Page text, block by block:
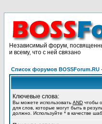
Независимый форум,
и всему, что с ней связано
Список форумов
Ключевые слова:
Вы можете использовать AND чтобы
для слов, которые могут быть в
должно. Используйте * в качестве